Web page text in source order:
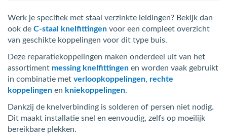
Werk je specifiek met staal verzinkte leidingen? Bekijk dan
ook de C-staal knelfittingen voor een compleet overzicht
van geschikte koppelingen voor dit type buis.
Deze reparatiekoppelingen maken onderdeel uit van het
assortiment messing knelfittingen en worden vaak gebruikt
in combinatie met verloopkoppelingen, rechte
koppelingen en kniekoppelingen.
Dankzij de knelverbinding is solderen of persen niet nodig.
Dit maakt installatie snel en eenvoudig, zelfs op moeilijk
bereikbare plekken.